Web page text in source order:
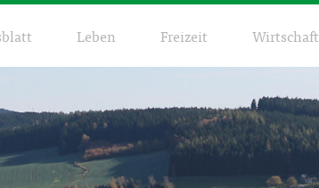
Leben Freizeit Wirtschaft